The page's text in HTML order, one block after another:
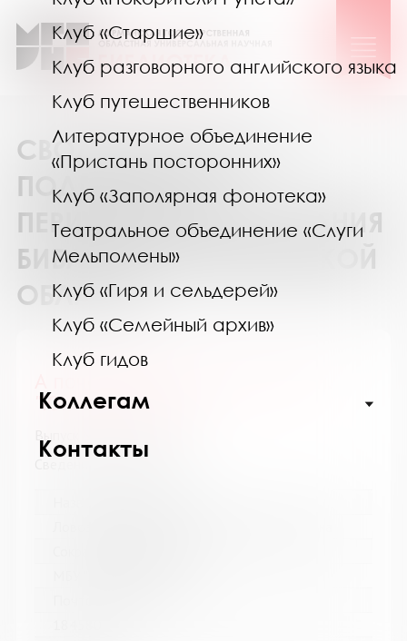
Клуб «Старшие»
Клуб разговорного английского языка
Клуб путешественников
Литературное объединение
«Пристань посторонних»
Клуб «Заполярная фонотека»
Театральное объединение «Слуги
Мельпомены»
Клуб «Гиря и сельдерей»
Клуб «Семейный архив»
Клуб гидов
Коллегам
Контакты
СВОДНЫЙ КАТАЛОГ
ПОДПИСКИ НА
ПЕРИОДИЧЕСКИЕ ИЗДАНИЯ
БИБЛИОТЕК МУРМАНСКОЙ
ОБЛАСТИ
"Юный техник"